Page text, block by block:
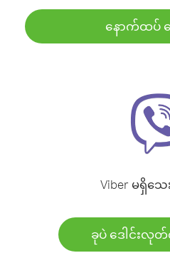
နောက်ထပ် န
Viber မရှိသေ
ခုပဲ ဒေါင်းလု